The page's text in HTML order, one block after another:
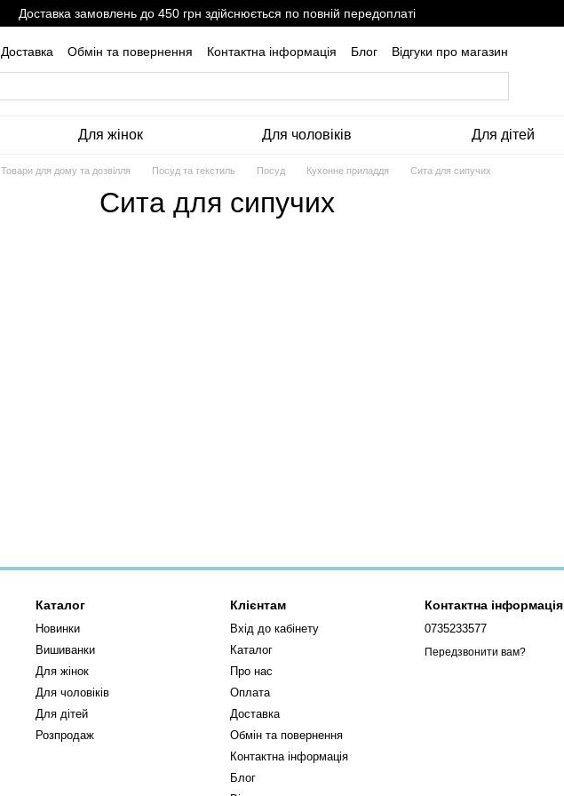
Доставка замовлень до 450 грн здійснюється по повній передоплаті
Доставка Обмін та повернення Контактна інформація Блог
Відгуки про магазин
Для жінок Для чоловіків Для дітей
Товари для дому та дозвілля Посуд та текстиль Посуд Кухонне приладдя Сита для сипучих
Сита для сипучих
Каталог
Новинки
Вишиванки
Для жінок
Для чоловіків
Для дітей
Розпродаж
Клієнтам
Вхід до кабінету
Каталог
Про нас
Оплата
Доставка
Обмін та повернення
Контактна інформація
Блог
Контактна інформація
0735233577
Передзвонити вам?